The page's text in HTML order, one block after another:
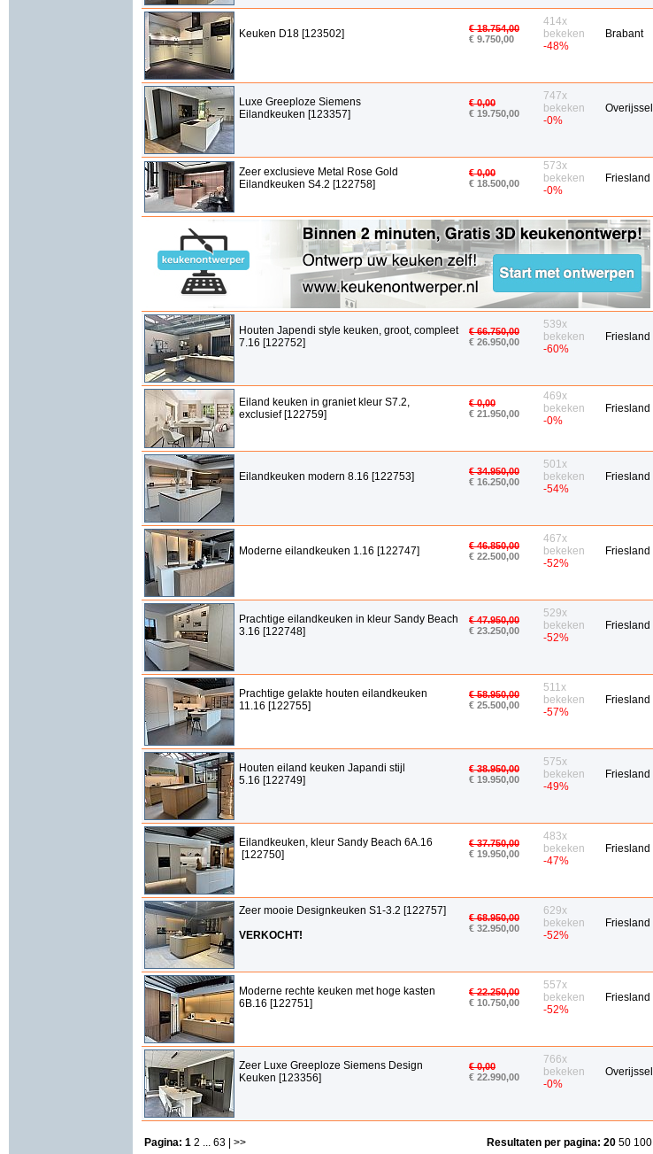
Keuken D18 [123502]
€ 18.754,00
€ 9.750,00
414x
bekeken
-48%
Brabant
Luxe Greeploze Siemens
Eilandkeuken [123357]
€ 0,00
€ 19.750,00
747x
bekeken
-0%
Overijssel
Zeer exclusieve Metal Rose Gold
Eilandkeuken S4.2 [122758]
€ 0,00
€ 18.500,00
573x
bekeken
-0%
Friesland
Houten Japendi style keuken, groot, compleet
7.16 [122752]
€ 66.750,00
€ 26.950,00
539x
bekeken
-60%
Friesland
Eiland keuken in graniet kleur S7.2,
exclusief [122759]
€ 0,00
€ 21.950,00
469x
bekeken
-0%
Friesland
Eilandkeuken modern 8.16 [122753]
€ 34.950,00
€ 16.250,00
501x
bekeken
-54%
Friesland
Moderne eilandkeuken 1.16 [122747]
€ 46.850,00
€ 22.500,00
467x
bekeken
-52%
Friesland
Prachtige eilandkeuken in kleur Sandy Beach
3.16 [122748]
€ 47.950,00
€ 23.250,00
529x
bekeken
-52%
Friesland
Prachtige gelakte houten eilandkeuken
11.16 [122755]
€ 58.950,00
€ 25.500,00
511x
bekeken
-57%
Friesland
Houten eiland keuken Japandi stijl
5.16 [122749]
€ 38.950,00
€ 19.950,00
575x
bekeken
-49%
Friesland
Eilandkeuken, kleur Sandy Beach 6A.16
[122750]
€ 37.750,00
€ 19.950,00
483x
bekeken
-47%
Friesland
Zeer mooie Designkeuken S1-3.2 [122757]
VERKOCHT!
€ 68.950,00
€ 32.950,00
629x
bekeken
-52%
Friesland
Moderne rechte keuken met hoge kasten
6B.16 [122751]
€ 22.250,00
€ 10.750,00
557x
bekeken
-52%
Friesland
Zeer Luxe Greeploze Siemens Design
Keuken [123356]
€ 0,00
€ 22.990,00
766x
bekeken
-0%
Overijssel
Pagina: 1 2 ... 63 | >> Resultaten per pagina: 20 50 100